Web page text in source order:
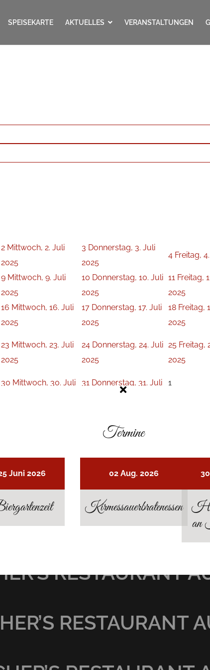
SPEISEKARTE AKTUELLES VERANSTALTUNGEN
2 Mittwoch, 2. Juli
2025
3 Donnerstag, 3. Juli
2025
4 Freitag,
9 Mittwoch, 9. Juli
2025
10 Donnerstag, 10. Juli
2025
11 Freitag,
2025
16 Mittwoch, 16. Juli
2025
17 Donnerstag, 17. Juli
2025
18 Freitag,
2025
23 Mittwoch, 23. Juli
2025
24 Donnerstag, 24. Juli
2025
25 Freitag,
2025
30 Mittwoch, 30. Juli
31 Donnerstag, 31. Juli
1
RESTAURANT
RESTAURANT
Termine
Juni 2026 02 Aug. 2026
Kirmessauerbratenessen
an